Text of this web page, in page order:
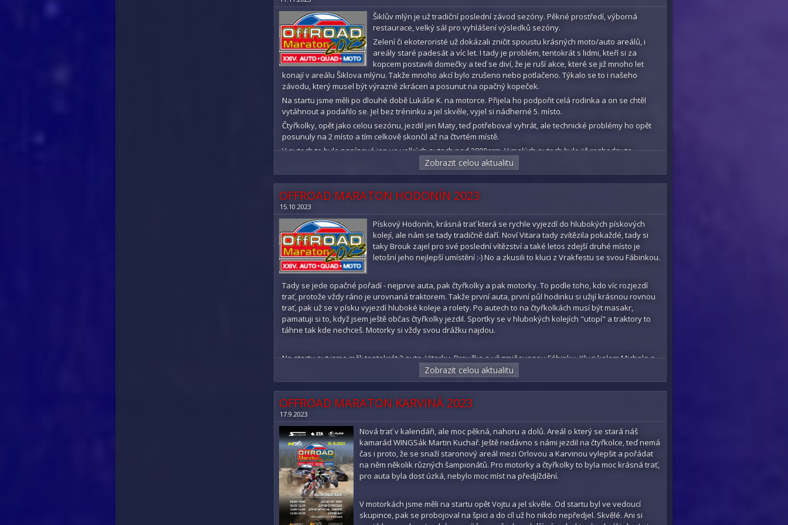
BROUK - 2. místo
MATYÁŠ K. - QUAD mladší junioři - nestartoval
TOMÁŠ - QUAD děti - 3. místo
VOJTA - MOTO Mistr E2 - startoval na jiných závodech
DANIEL - MOTO E2 - startoval na jiných závodech
LUKÁŠ Koč. - MOTO Mistr E2 - nestartoval
Fotogalerie Milovice 2024
MARTIN - QUAD mistr SP - nestaroval
SHARON - QUAD pohár SP - nestartovala
MATYÁŠ - QUAD mladší junioři - 4. místo
MOTO - VÝSLEDKY 2023:
VOJTA S. - Mistr ČR Crosscountry Cams, ČR ENDURO, Mistr PL ipone ENDURO series, Mistr MXPG Karviná, ...
DAN K. - 2. místo pohár ČR ENDURO
Pavel
Šiklův mlýn je už tradiční poslední závod sezóny. Pěkné prostředí, výborná
restaurace, velký sál pro vyhlášení výsledků sezóny.
Zelení či ekoteroristé už dokázali zničit spoustu krásných moto/auto areálů, i
areály staré padesát a víc let. I tady je problém, tentokrát s lidmi, kteří si za
kopcem postavili domečky a teď se diví, že je ruší akce, které se již mnoho let
konají v areálu Šiklova mlýnu. Takže mnoho akcí bylo zrušeno nebo potlačeno. Týkalo se to i našeho
závodu, který musel být výrazně zkrácen a posunut na opačný kopeček.
Na startu jsme měli po dlouhé době Lukáše K. na motorce. Přijela ho podpořit celá rodinka a on se chtěl
vytáhnout a podařilo se. Jel bez tréninku a jel skvěle, vyjel si nádherné 5. místo.
Čtyřkolky, opět jako celou sezónu, jezdil jen Maty, teď potřeboval vyhrát, ale technické problémy ho opět
posunuly na 2 místo a tím celkově skončil až na čtvrtém místě.
V autech to bylo napínavé jen ve velkých autech nad 2000ccm. V malých autech bylo již rozhodnuto,
protože naše Vitarka vyhrála všech sedm předcházejících závodů. Na startu se ale objevilo i auto
dřívějšího mistra Indrucha a ten chtěl porazit Vitarku a ukázat, že on je ten Mistr, i když nejel celou sezónu.
Kanec udělal Vitarce novou zadní nápravu a tak nehrozil problém s poloosami. A byl to krásný souboj, kluci
za volantem jeli úžasně a nedali mu šanci a vyhráli i 8 z 8 závodů.
Brouček potřeboval vyhrát nebo jen porazit KB, aby to bylo celkové 3. místo. Startoval Luky a jel jak drak,
držel 1. místo. Po pár kolech mu ale praskla přední poloosa a jel jen na zadek a když objížděl stojící auto
tak zapadl a musel počkat, až ho vytlačíme. I pak pokračoval jen na zadek a předjel další auta, ale zase
další nečekaná závada ho zastavila. Povolila se matice na unašeči na převodovce a byl konec. "Jen" 3.
místo a tím celkově jen 4. místo.
Pavel
Výsledky:
VITARA - 1. místo SUPER
MATYÁŠ K. - QUAD mladší junioři - 3. místo
VOJTA - MOTO Mistr E2 - nestartoval
LUKÁŠ Koč. - MOTO Mistr E2 - 5. místo
Fotogalerie Šiklův mlýn 2023
Zobrazit celou aktualitu
OFFROAD MARATON HODONÍN 2023
15.10.2023
Pískový Hodonín, krásná trať která se rychle vyjezdí do hlubokých pískových
kolejí, ale nám se tady tradičně daří. Noví Vitara tady zvítězila pokaždé, tady si
taky Brouk zajel pro své poslední vítězství a také letos zdejší druhé místo je
letošní jeho nejlepší umístění :-) No a zkusili to kluci z Vrakfestu se svou Fábinkou.
Tady se jede opačné pořadí - nejprve auta, pak čtyřkolky a pak motorky. To podle toho, kdo víc rozjezdí
trať, protože vždy ráno je urovnaná traktorem. Takže první auta, první půl hodinku si užijí krásnou rovnou
trať, pak už se v písku vyjezdí hluboké koleje a rolety. Po autech to na čtyřkolkách musí být masakr,
pamatuji si to, když jsem ještě občas čtyřkolky jezdil. Sportky se v hlubokých kolejích "utopí" a traktory to
táhne tak kde nechceš. Motorky si vždy svou drážku najdou.
Na startu aut jsme měli tentokrát 3 auta, Vitarku, Broučka a už zmiňovanou Fábinku. Kluci kolem Michala a
Ondry Ptáčka to chtěli zkusit, tak se z domluvili s pořadatelem a postavili ji na start. A jeli, sice občas zůstali
v hlubokých kolejích na břiše a čekali kdo do nic šprtne nárazníkem a popostrčí je ven. Ale myslím že si to
užili a poslední nebyli. Do cíle dojeli s vařícím motorem, ale dojeli.
Vitarka si zase jela svůj vlastní závod a slavila myslím 7. vítězství v řadě. Sice ji chybí mezi soupeři Jindruch,
ale i tak je to obdivuhodná série. Gratulace. Malé technické problémy sice měli, když jim praskla pružina na
přední nápravě, ale šikovný Kanec s Robertem to vyměnili za pár minut a jelo se dál. Jeli tentokrát Kanec s
Ladou a pak Jiřík s Debi a všichni si zaslouží velkou pochvalu.
Brouček se po minulých technických problémech měl ukázat a myslím, že jel taky skvěle. Teda Luky, ten si
odjel celých 5 hodin, jen se mu na místě spolujezdce vystřídal René a pak Dalibor. Po pár kole odešel
přední náhon, ale tady to tak nevadí, tlumiče se časem taky přehřály, takže to úplná pohoda nebyla. Ale
krásné druhé místo za Batmanem a před Jasákem a červeným KBéčkem je úspěch.
Zobrazit celou aktualitu
OFFROAD MARATON KARVINÁ 2023
17.9.2023
Nová trať v kalendáři, ale moc pěkná, nahoru a dolů. Areál o který se stará náš
kamarád WINGSák Martin Kuchař. Ještě nedávno s námi jezdil na čtyřkolce, teď nemá
čas i proto, že se snaží staronový areál mezi Orlovou a Karvinou vylepšit a pořádat
na něm několik různých šampionátů. Pro motorky a čtyřkolky to byla moc krásná trať,
pro auta byla dost úzká, nebylo moc míst na předjíždění.
V motorkách jsme měli na startu opět Vojtu a jel skvěle. Od startu byl ve vedoucí
skupince, pak se probojoval na špici a do cíl už ho nikdo nepředjel. Skvělé. Ani si